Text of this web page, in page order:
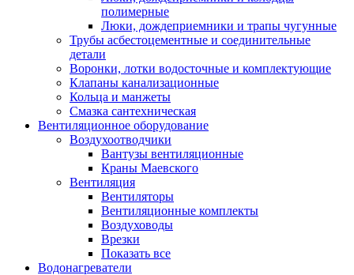
полимерные
Люки, дождеприемники и трапы чугунные
Трубы асбестоцементные и соединительные
детали
Воронки, лотки водосточные и комплектующие
Клапаны канализационные
Кольца и манжеты
Смазка сантехническая
Вентиляционное оборудование
Воздухоотводчики
Вантузы вентиляционные
Краны Маевского
Вентиляция
Вентиляторы
Вентиляционные комплекты
Воздуховоды
Врезки
Показать все
Водонагреватели